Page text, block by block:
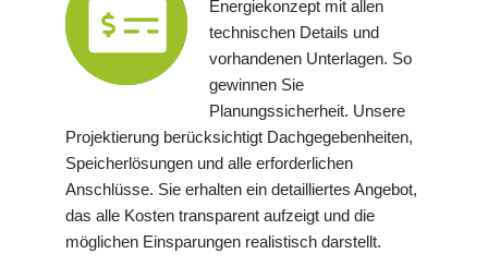
Energiekonzept mit allen
technischen Details und
vorhandenen Unterlagen. So
gewinnen Sie
Planungssicherheit. Unsere
Projektierung berücksichtigt Dachgegebenheiten,
Speicherlösungen und alle erforderlichen
Anschlüsse. Sie erhalten ein detailliertes Angebot,
das alle Kosten transparent aufzeigt und die
möglichen Einsparungen realistisch darstellt.